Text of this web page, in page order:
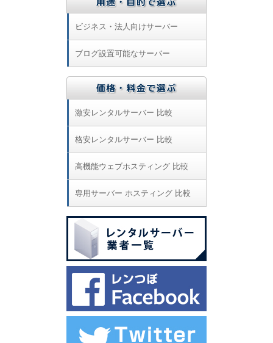
ビジネス・法人向けサーバー
ブログ設置可能なサーバー
激安レンタルサーバー 比較
格安レンタルサーバー 比較
高機能ウェブホスティング 比較
専用サーバー ホスティング 比較